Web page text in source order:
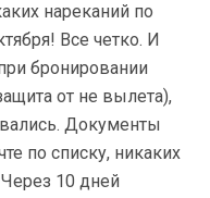
нареканий по
Все четко. И
бронировании
от не вылета),
Документы
по списку, никаких
10 дней